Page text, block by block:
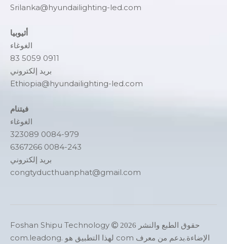
Srilanka@hyundailighting-led.com
أثيوبيا
الغوغاء
0911 5059 83
بريد إلكتروني
Ethiopia@hyundailighting-led.com
فيتنام
الغوغاء
0084-979 323089
0084-243 6367266
بريد إلكتروني
congtyducthuanphat@gmail.com
حقوق الطبع والنشر  2026
Foshan Shipu Technology
الإضاءة.بدعم من معرف com لهذا التطبيق هو com.leadong .